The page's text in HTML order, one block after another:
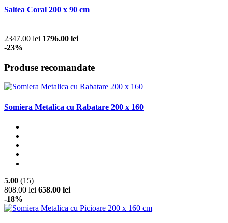
Saltea Coral 200 x 90 cm
2347.00 lei 1796.00 lei
-23%
Produse recomandate
Somiera Metalica cu Rabatare 200 x 160
5.00 (15)
808.00 lei 658.00 lei
-18%